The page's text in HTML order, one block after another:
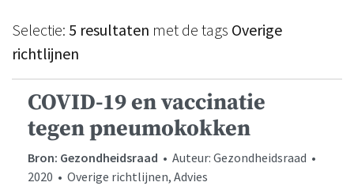
Selectie: 5 resultaten met de tags Overige
richtlijnen
COVID-19 en vaccinatie
tegen pneumokokken
Bron: Gezondheidsraad • Auteur: Gezondheidsraad •
2020 • Overige richtlijnen, Advies